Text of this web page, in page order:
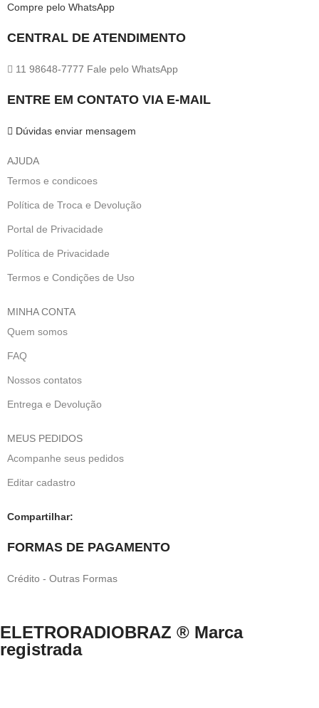
Compre pelo WhatsApp
CENTRAL DE ATENDIMENTO
11 98648-7777 Fale pelo WhatsApp
ENTRE EM CONTATO VIA E-MAIL
Dúvidas enviar mensagem
AJUDA
Termos e condicoes
Política de Troca e Devolução
Portal de Privacidade
Política de Privacidade
Termos e Condições de Uso
MINHA CONTA
Quem somos
FAQ
Nossos contatos
Entrega e Devolução
MEUS PEDIDOS
Acompanhe seus pedidos
Editar cadastro
Compartilhar:
FORMAS DE PAGAMENTO
Crédito - Outras Formas
ELETRORADIOBRAZ ® Marca
registrada